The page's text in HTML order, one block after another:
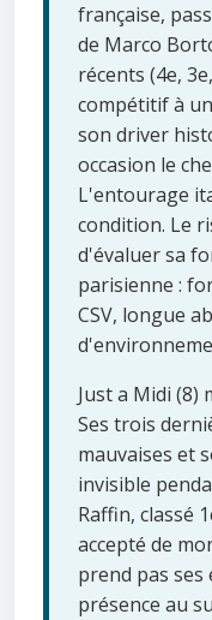
française,
de Marco
récents (4e,
compétitif à
son driver
occasion le
L'entourage
condition. Le
d'évaluer sa
parisienne :
CSV, longue
Just a Midi (8)
Ses trois
mauvaises et
invisible
Raffin, classé
accepté de
prend pas ses
présence au